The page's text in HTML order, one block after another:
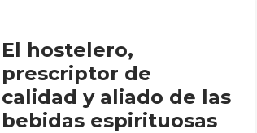
El hostelero,
prescriptor de
calidad y aliado de las
bebidas espirituosas